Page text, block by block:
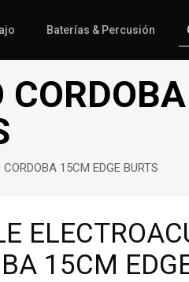
Baterías & Percusión
15CM EDGE BURTS
15CM